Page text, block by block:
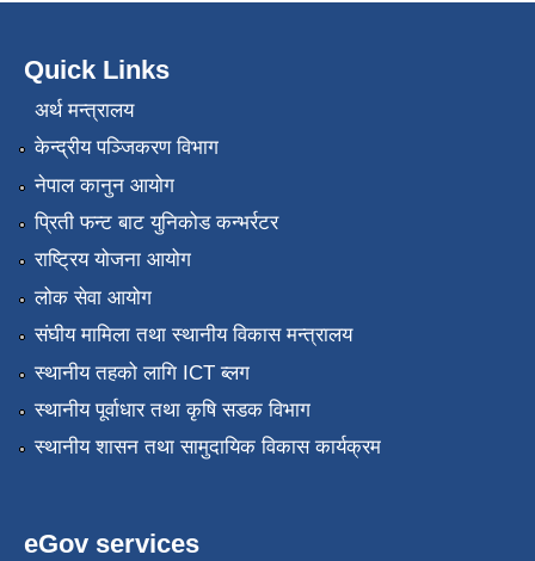
Quick Links
अर्थ मन्त्रालय
केन्द्रीय पञ्जिकरण विभाग
नेपाल कानुन आयोग
प्रिती फन्ट बाट युनिकोड कन्भर्रटर
राष्ट्रिय योजना आयोग
लोक सेवा आयोग
संघीय मामिला तथा स्थानीय विकास मन्त्रालय
स्थानीय तहको लागि ICT ब्लग
स्थानीय पूर्वाधार तथा कृषि सडक विभाग
स्थानीय शासन तथा सामुदायिक विकास कार्यक्रम
eGov services